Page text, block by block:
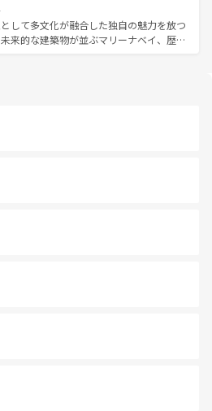
年中温暖で、どの季節にも異なる楽しみ
しみやすいタイの人々、仏教を中心とし
様な観光資源が、訪れる旅人を魅了し続
も感動するはず。観光スポットが密集し
見どころを回れるのも魅力。息をのむよ
的な体験まで、香港を存分に楽しみ尽く
して多文化が融合した独自の魅力を放つ
来的な建築物が並ぶマリーナベイ、歴史
地元の風情を楽しめる外せないスポット